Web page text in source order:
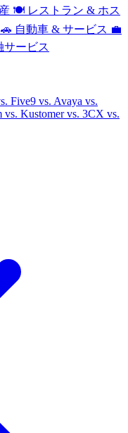
🍽️ レストラン & ホス
🚗 自動車 & サービス 💼
サービス
Five9 vs. Avaya vs.
vs. Kustomervs. 3CX vs.